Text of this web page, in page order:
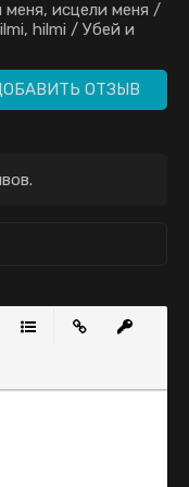
меня, исцели меня /
hilmi / Убей и
меня / Kill Me, Heal
Me (2015)ОТЗЫВ